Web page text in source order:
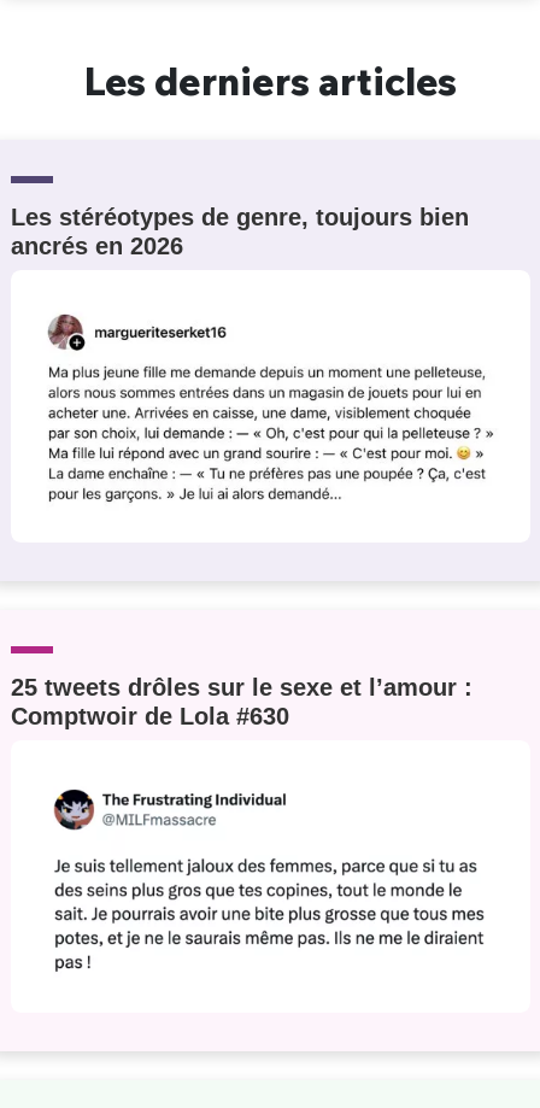
Les derniers articles
Les stéréotypes de genre, toujours bien
ancrés en 2026
25 tweets drôles sur le sexe et l’amour :
Comptwoir de Lola #630
Un Thread